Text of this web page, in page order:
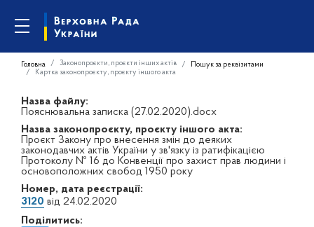
Головна Законопроєкти, проєкти інших актів
Пошук за реквізитами
Картка законопроєкту, проєкту іншого акта
Назва файлу:
Пояснювальна записка (27.02.2020).docx
Назва законопроєкту, проєкту іншого акта:
Проєкт Закону про внесення змін до деяких
законодавчих актів України у зв'язку із ратифікацією
Протоколу № 16 до Конвенції про захист прав людини і
основоположних свобод 1950 року
Номер, дата реєстрації:
3120 від 24.02.2020
Поділитись: